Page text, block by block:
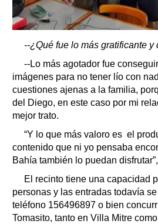
--¿Qué fue lo más gratificante y
--Lo más agotador fue
imágenes para no tener lío con
cuestiones ajenas a la familia,
del Diego, en este caso por mi
mejor trato.
“Y lo que más valoro es el
contenido que ni yo pensaba
Bahía también lo puedan
El recinto tiene una capacidad
personas y las entradas todavía
teléfono 156496897 o bien
Tomasito, tanto en Villa Mitre